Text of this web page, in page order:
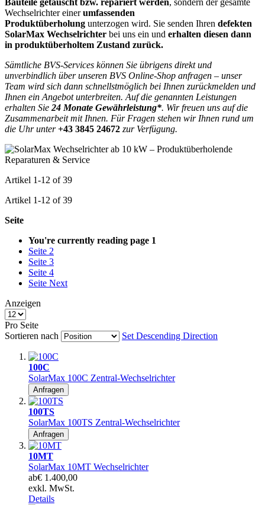
Bauteile getauscht bzw. repariert werden, sondern der gesamte
Wechselrichter einerumfassenden
Produktüberholung unterzogen wird. Sie senden Ihren defekten
SolarMax Wechselrichter bei uns ein und erhalten diesen dann
in produktüberholtem Zustand zurück.
Sämtliche BVS-Services können Sie übrigens direkt und
unverbindlich über unseren BVS Online-Shop anfragen – unser
Team wird sich dann schnellstmöglich bei Ihnen zurückmelden und
Ihnen ein Angebot unterbreiten. Auf die genannten Leistungen
erhalten Sie24 Monate Gewährleistung*. Wir freuen uns auf die
Zusammenarbeit mit Ihnen. Für Fragen stehen wir Ihnen rund um
die Uhr unter+43 3845 24672 zur Verfügung.
Artikel 1-12 of39
Artikel 1-12 of39
Seite
You're currently reading page 1
Seite 2
Seite 3
Seite 4
Seite Next
Anzeigen
Pro Seite
Sortieren nach
Set Descending Direction
100C
SolarMax 100C Zentral-Wechselrichter
Anfragen
100TS
SolarMax 100TS Zentral-Wechselrichter
Anfragen
10MT
SolarMax 10MT Wechselrichter
ab€ 1.400,00
exkl. MwSt.
Details